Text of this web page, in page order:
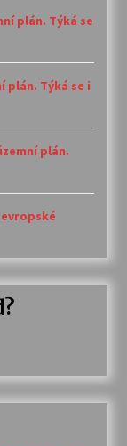
plán. Týká se
plán. Týká se i
plán.